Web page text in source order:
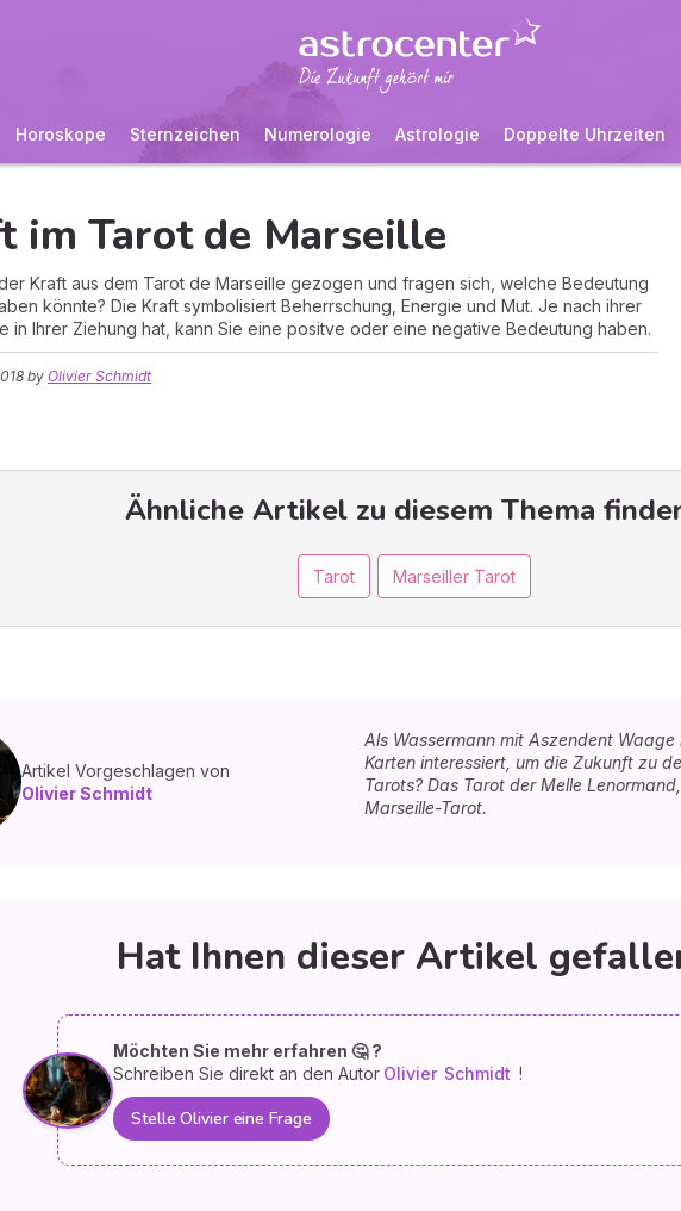
Horoskope Sternzeichen Numerologie Astrologie Doppelte Uhrzeiten
im Tarot de Marseille
Kraft aus dem Tarot de Marseille gezogen und fragen sich, welche Bedeutung
könnte? Die Kraft symbolisiert Beherrschung, Energie und Mut. Je nach ihrer
in Ihrer Ziehung hat, kann Sie eine positve oder eine negative Bedeutung haben.
by Olivier Schmidt
Ähnliche Artikel zu diesem Thema
Tarot Marseiller Tarot
Artikel Vorgeschlagen von
Olivier Schmidt
Als Wassermann mit Aszendent
Karten interessiert, um die Zukunft zu
Tarots? Das Tarot der Melle
Marseille-Tarot.
Hat Ihnen dieser Artikel
Möchten Sie mehr erfahren 🤔 ?
Schreiben Sie direkt an den Autor Olivier Schmidt !
Stelle Olivier eine Frage